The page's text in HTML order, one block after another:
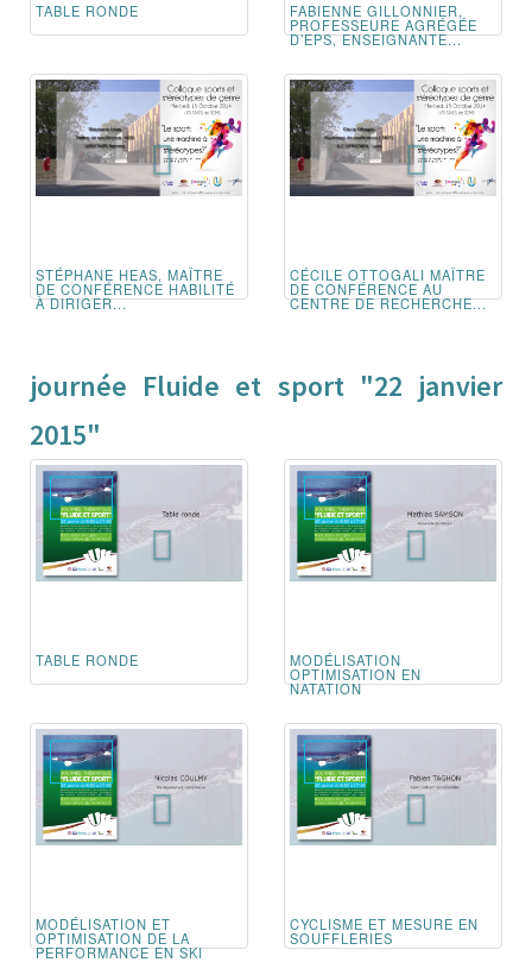
TABLE RONDE FABIENNE GILLONNIER,
PROFESSEURE AGRÉGÉE
D’EPS, ENSEIGNANTE...
STÉPHANE HEAS, MAÎTRE
DE CONFÉRENCE HABILITÉ
À DIRIGER...
CÉCILE OTTOGALI MAÎTRE
DE CONFÉRENCE AU
CENTRE DE RECHERCHE...
journée Fluide et sport "22 janvier
2015"
TABLE RONDE MODÉLISATION
OPTIMISATION EN
NATATION
MODÉLISATION ET
OPTIMISATION DE LA
PERFORMANCE EN SKI
CYCLISME ET MESURE EN
SOUFFLERIES